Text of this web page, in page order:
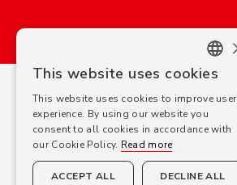
ENGLISH
CROATIAN
GERMAN
This website uses cookies
This website uses cookies to improve user
experience. By using our website you
consent to all cookies in accordance with
our Cookie Policy. Read more
ACCEPT ALL DECLINE ALL